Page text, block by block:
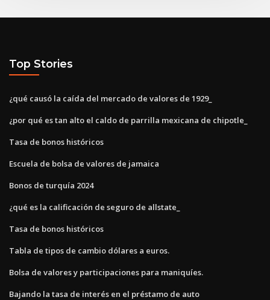
Top Stories
¿qué causó la caída del mercado de valores de 1929_
¿por qué es tan alto el caldo de parrilla mexicana de chipotle_
Tasa de bonos históricos
Escuela de bolsa de valores de jamaica
Bonos de turquía 2024
¿qué es la calificación de seguro de allstate_
Tasa de bonos históricos
Tabla de tipos de cambio dólares a euros.
Bolsa de valores y participaciones para maniquíes.
Bajando la tasa de interés en el préstamo de auto